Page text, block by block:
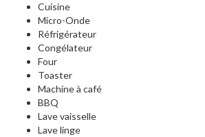
Cuisine
Micro-Onde
Réfrigérateur
Congélateur
Four
Toaster
Machine à café
BBQ
Lave vaisselle
Lave linge